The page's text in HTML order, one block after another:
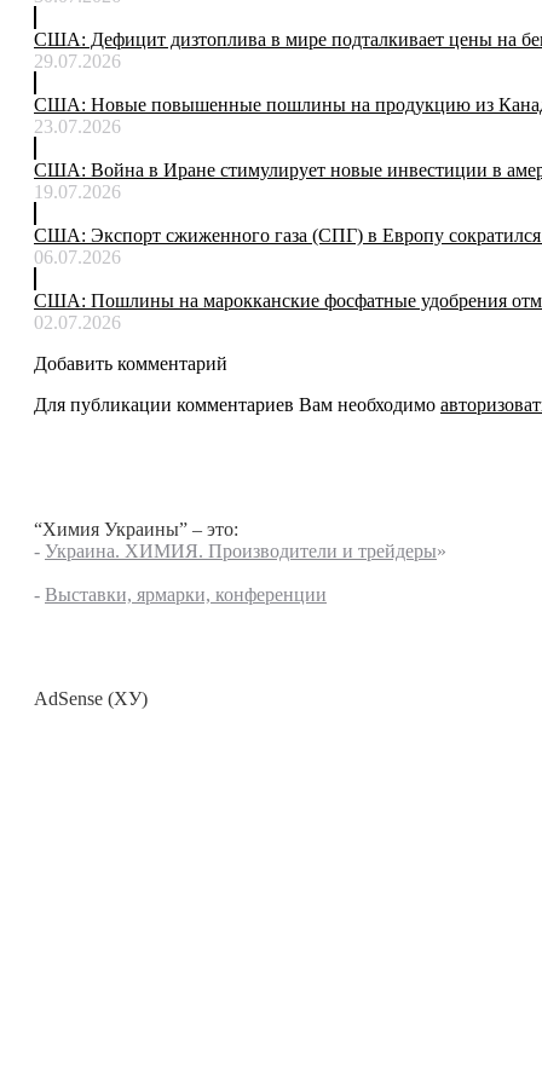
США: Дефицит дизтоплива в мире подталкивает цены на
29.07.2026
США: Новые повышенные пошлины на продукцию из
23.07.2026
США: Война в Иране стимулирует новые инвестиции в
19.07.2026
США: Экспорт сжиженного газа (СПГ) в Европу
06.07.2026
США: Пошлины на марокканские фосфатные удобрения
02.07.2026
Добавить комментарий
Для публикации комментариев Вам необходимо
“Химия Украины” – это:
- Украина. ХИМИЯ. Производители и трейдеры»
- Выставки, ярмарки, конференции
AdSense (ХУ)